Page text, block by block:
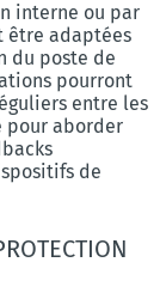
interne ou par
être adaptées
du poste de
pourront
entre les
pour aborder
de